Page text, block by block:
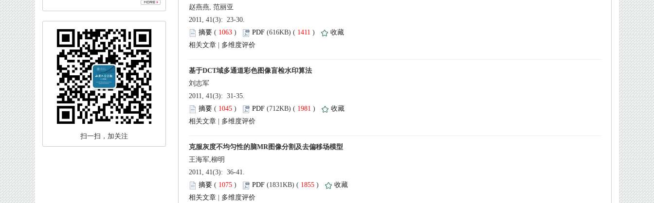
扫一扫，加关注
2011, 41(3): 23-30.
(
) 1411)
2011, 41(3): 31-35.
(
) 1981)
2011, 41(3): 36-41.
(
) 1855)